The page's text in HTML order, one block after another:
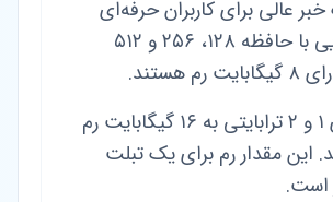
عالی برای کاربران حرفه‌ای
بود. مدل‌هایی با حافظه ۱۲۸، ۲۵۶ و ۵۱۲
هستند.
اما مدل‌های ۱ و ۲ ترابایتی به ۱۶ گیگابایت رم
این مقدار رم برای یک تبلت
است.